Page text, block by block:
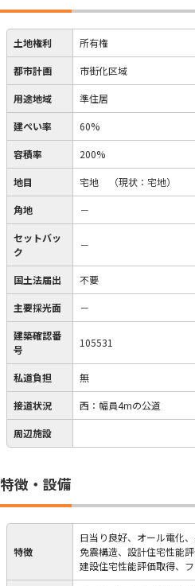
土地権利 所有権
都市計画 市街化区域
用途地域 準住居
建ぺい率 60%
容積率 200%
地目 宅地 （現状：宅地）
角地 －
セットバッ
ク
－
国土法届出 不要
主要採光面 －
建築確認番
号
105531
私道負担 無
接道状況 西：幅員4mの公道
周辺施設
特徴・設備
特徴
日当り良好、オール電化
免震構造、設計住宅性能評
建設住宅性能評価取得、